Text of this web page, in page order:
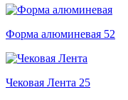
Форма алюминевая 52
Чековая Лента 25